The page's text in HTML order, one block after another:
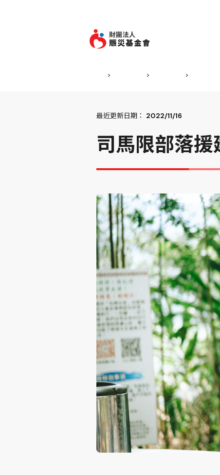
> > >
最近更新日期： 2022/11/16
司馬限部落援